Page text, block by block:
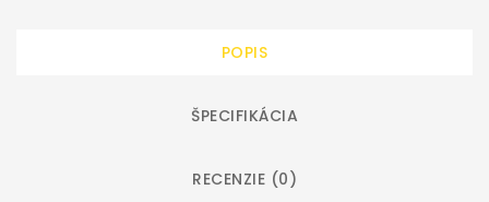
POPIS
ŠPECIFIKÁCIA
RECENZIE (0)